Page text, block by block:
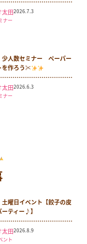
太田2026.7.3
ナー
少人数セミナー ペーパー
を作ろう✂
太田2026.6.3
ナー
土曜日イベント【餃子の皮
ティー♪】
太田2026.8.9
ント